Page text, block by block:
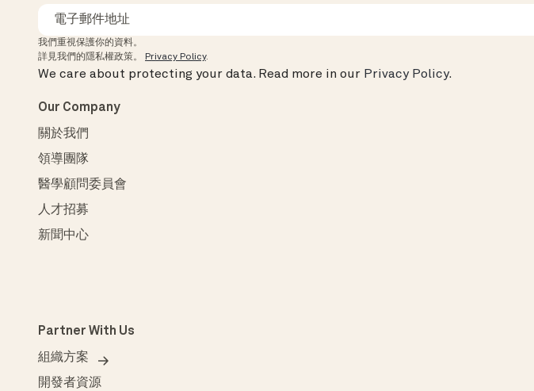
我們重視保護你的資料。
詳見我們的隱私權政策。
Privacy Policy.
We care about protecting your data. Read more in our Privacy Policy.
Our Company
關於我們
領導團隊
醫學顧問委員會
人才招募
新聞中心
Partner With Us
組織方案
開發者資源